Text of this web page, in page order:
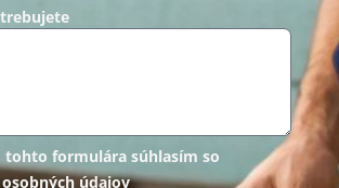
tohto formulára súhlasím so
údajov